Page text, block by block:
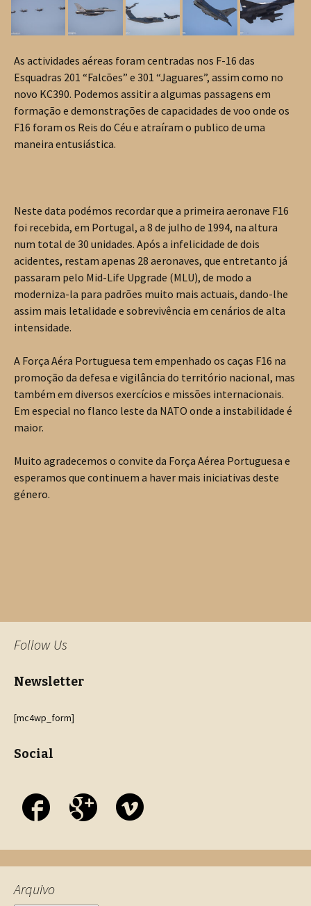
As actividades aéreas foram centradas nos F-16 das
Esquadras 201 “Falcões” e 301 “Jaguares”, assim como no
novo KC390. Podemos assitir a algumas passagens em
formação e demonstrações de capacidades de voo onde os
F16 foram os Reis do Céu e atraíram o publico de uma
maneira entusiástica.
Neste data podémos recordar que a primeira aeronave F16
foi recebida, em Portugal, a 8 de julho de 1994, na altura
num total de 30 unidades. Após a infelicidade de dois
acidentes, restam apenas 28 aeronaves, que entretanto já
passaram pelo Mid-Life Upgrade (MLU), de modo a
moderniza-la para padrões muito mais actuais, dando-lhe
assim mais letalidade e sobrevivência em cenários de alta
intensidade.
A Força Aéra Portuguesa tem empenhado os caças F16 na
promoção da defesa e vigilância do território nacional, mas
também em diversos exercícios e missões internacionais.
Em especial no flanco leste da NATO onde a instabilidade é
maior.
Muito agradecemos o convite da Força Aérea Portuguesa e
esperamos que continuem a haver mais iniciativas deste
género.
Follow Us
Newsletter
[mc4wp_form]
Social
Arquivo